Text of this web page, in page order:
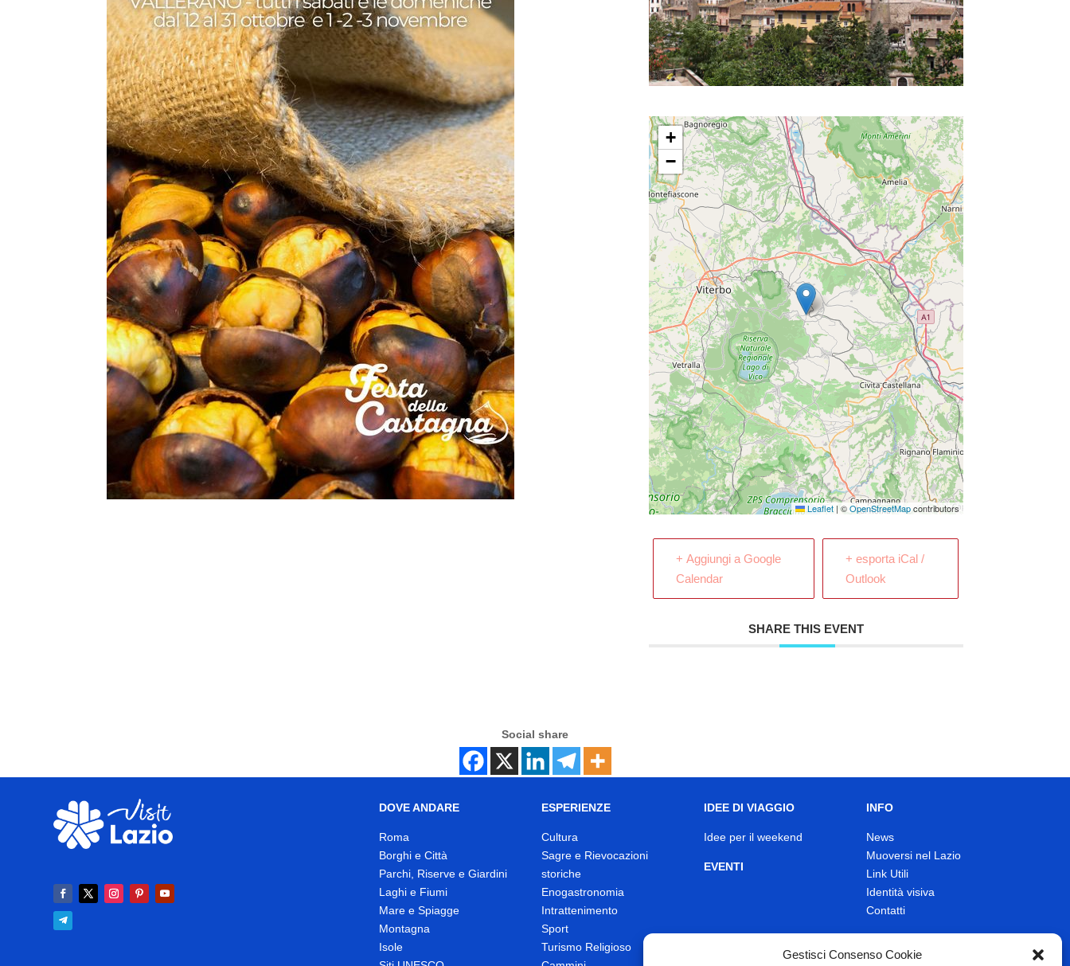
Gestisci Consenso Cookie
+
−
Leaflet | ©OpenStreetMapcontributors
+ Aggiungi a Google
Calendar
+ esporta iCal /
Outlook
SHARE THIS EVENT
Social share
DOVE ANDARE
Roma
Borghi e Città
Parchi, Riserve e Giardini
Laghi e Fiumi
Mare e Spiagge
Montagna
Isole
ESPERIENZE
Cultura
Sagre e Rievocazioni
storiche
Enogastronomia
Intrattenimento
Sport
Turismo Religioso
IDEE DI VIAGGIO
Idee per il weekend
EVENTI
INFO
News
Muoversi nel Lazio
Link Utili
Identità visiva
Contatti